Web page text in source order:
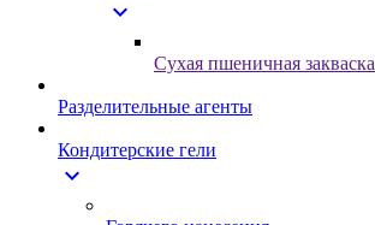
expand_more
Сухая пшеничная закваска
Разделительные агенты
Кондитерские гели
expand_more